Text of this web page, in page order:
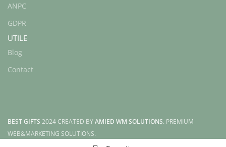
ANPC
GDPR
UTILE
Blog
Contact
BEST GIFTS 2024 CREATED BYAMIED WM SOLUTIONS. PREMIUM
WEB&MARKETING SOLUTIONS.